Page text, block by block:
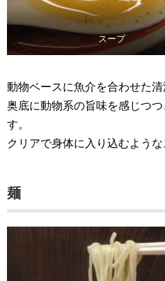
スープ
動物ベースに魚介を合わせた清
奥底に動物系の旨味を感じつ
す。
クリアで身体に入り込むような
麺